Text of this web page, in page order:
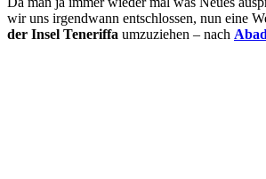
wir uns irgendwann entschlossen, nun eine
der Insel Teneriffa umzuziehen – nach